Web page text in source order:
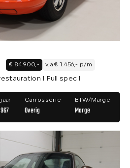
€ 84.900,- v.a € 1.456,- p/m
I Full spec I
Carrosserie
Overig
BTW/Marge
Marge